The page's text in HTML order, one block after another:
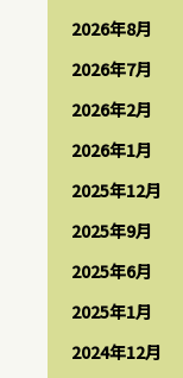
2026年8月
2026年7月
2026年2月
2026年1月
2025年12月
2025年9月
2025年6月
2025年1月
2024年12月